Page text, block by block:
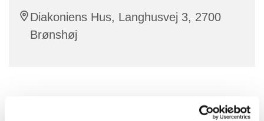
Diakoniens Hus, Langhusvej 3, 2700
Brønshøj